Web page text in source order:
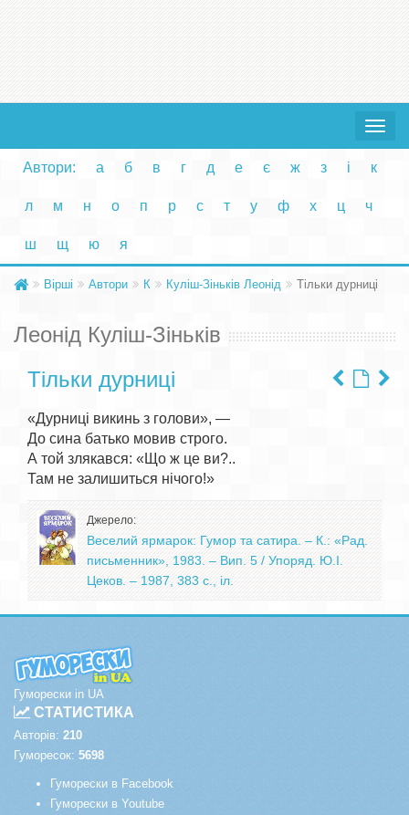
Toggle
Автори: а б в г д е є ж з і к
л м н о п р с т у ф х ц ч
ш щ ю я
Вірші Автори К Куліш-Зіньків Леонід Тільки дурниці
Леонід Куліш-Зіньків
Тільки дурниці
«Дурниці викинь з голови», —
До сина батько мовив строго.
А той злякався: «Що ж це ви?..
Джерело:
Веселий ярмарок: Гумор та сатира. – К.: «Рад.
письменник», 1983. – Вип. 5 / Упоряд. Ю.І.
Цеков. – 1987, 383 с., іл.
Гуморески in UA
СТАТИСТИКА
Авторів: 210
Гуморесок: 5698
Гуморески в Facebook
Гуморески в Youtube